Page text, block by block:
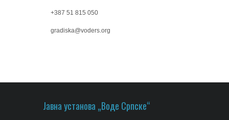
+387 51 815 050
gradiska@voders.org
Јавна установа „Воде Српске“